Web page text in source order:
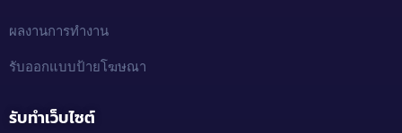
ผลงานการทำงาน
รับออกแบบป้ายโฆษณา
รับทำเว็บไซต์